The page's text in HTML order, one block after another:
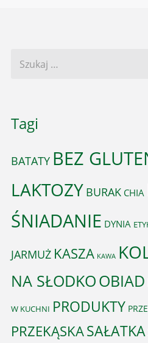
Tagi
BATATY BEZ
LAKTOZY BURAK CHIA
ŚNIADANIE DYNIA
JARMUŻ KASZA KAWA
NA SŁODKOOBIAD
W KUCHNI PRODUKTY
PRZEKĄSKASAŁATKA